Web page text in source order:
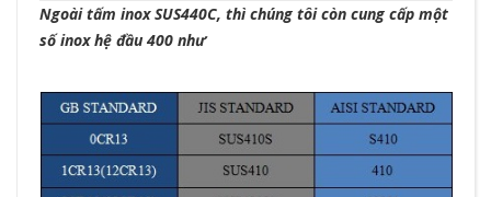
Ngoài tấm inox SUS440C, thì chúng tôi còn cung cấp một
số inox hệ đầu 400 như